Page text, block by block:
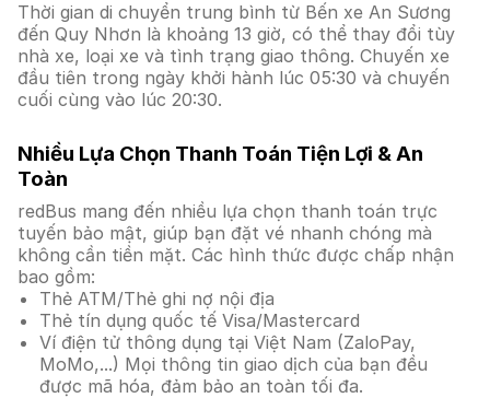
Thời gian di chuyển trung bình từ Bến xe An Sương
đến Quy Nhơn là khoảng 13 giờ, có thể thay đổi tùy
nhà xe, loại xe và tình trạng giao thông. Chuyến xe
đầu tiên trong ngày khởi hành lúc 05:30 và chuyến
cuối cùng vào lúc 20:30.
Nhiều Lựa Chọn Thanh Toán Tiện Lợi & An
Toàn
redBus mang đến nhiều lựa chọn thanh toán trực
tuyến bảo mật, giúp bạn đặt vé nhanh chóng mà
không cần tiền mặt. Các hình thức được chấp nhận
bao gồm:
Thẻ ATM/Thẻ ghi nợ nội địa
Thẻ tín dụng quốc tế Visa/Mastercard
Ví điện tử thông dụng tại Việt Nam (ZaloPay,
MoMo,...) Mọi thông tin giao dịch của bạn đều
được mã hóa, đảm bảo an toàn tối đa.